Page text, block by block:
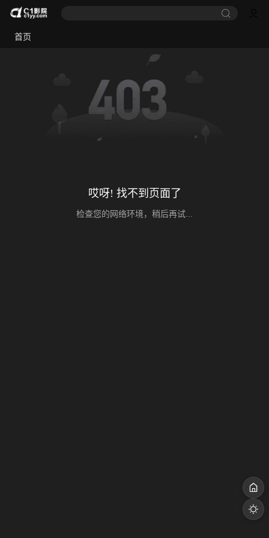
首页
哎呀! 找不到页面了
检查您的网络环境，稍后再试...